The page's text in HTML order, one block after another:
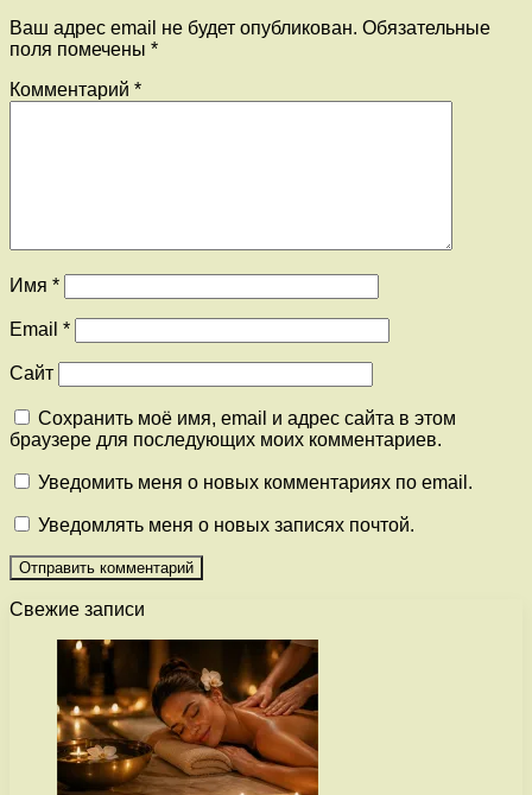
Ваш адрес email не будет опубликован. Обязательные
поля помечены *
Комментарий *
Имя *
Email *
Сайт
Сохранить моё имя, email и адрес сайта в этом
браузере для последующих моих комментариев.
Уведомить меня о новых комментариях по email.
Уведомлять меня о новых записях почтой.
Свежие записи